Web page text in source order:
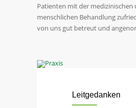
Patienten mit der medizinischen
menschlichen Behandlung
von uns gut betreut und
Leitgedanken